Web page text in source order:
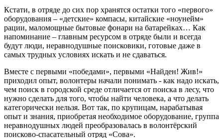
Кстати, в отряде до сих пор хранятся остатки того «первого»
оборудования – «детские» компасы, китайские «ноунейм»
рации, маломощные бытовые фонари на батарейках… Как
напоминание – главным ресурсом в отряде были и всегда
будут люди, неравнодушные поисковики, готовые даже в
самых трудных условиях искать и не сдаваться.
Вместе с первыми «победами», первыми «Найден! Жив!»
приходил опыт, волонтеры начали понимать - как надо искать,
чем поиск в городской среде отличается от поиска в лесу, что
нужно сделать для того, чтобы найти человека, а что делать
категорически нельзя. Вот так, по крупицам, нарабатывая
опыт и знания, приобретая необходимое оборудование, группа
неравнодушных людей преобразовалась в волонтёрский
поисково-спасательный отряд «Сова».